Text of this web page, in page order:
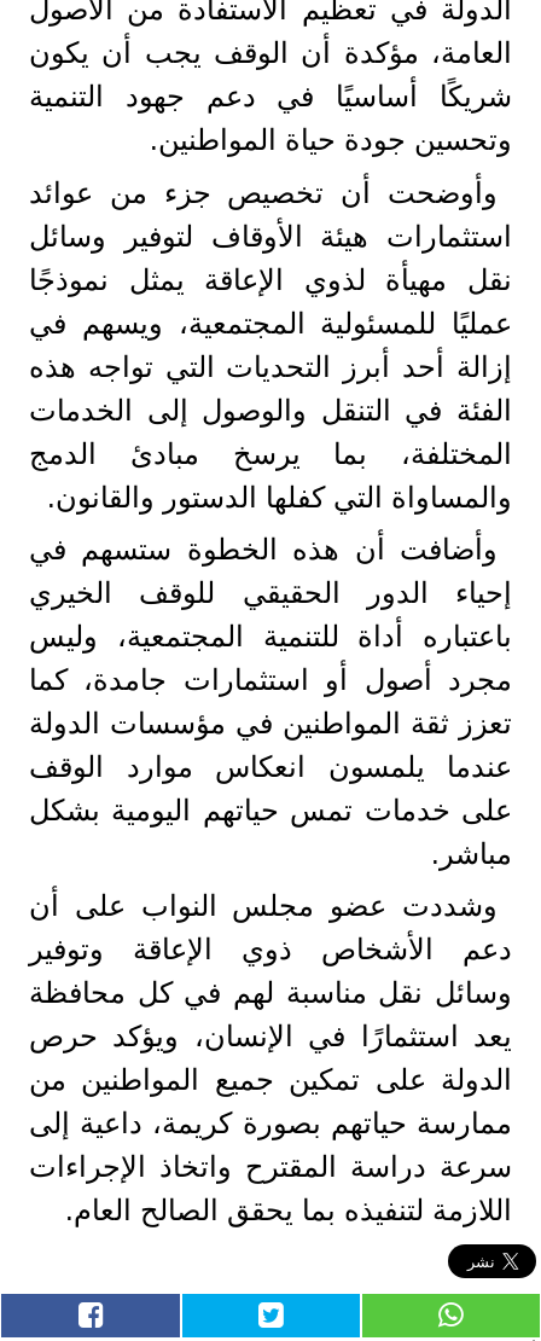
الدولة في تعظيم الاستفادة من الأصول
العامة، مؤكدة أن الوقف يجب أن يكون
شريكًا أساسيًا في دعم جهود التنمية
وتحسين جودة حياة المواطنين.
وأوضحت أن تخصيص جزء من عوائد
استثمارات هيئة الأوقاف لتوفير وسائل
نقل مهيأة لذوي الإعاقة يمثل نموذجًا
عمليًا للمسئولية المجتمعية، ويسهم في
إزالة أحد أبرز التحديات التي تواجه هذه
الفئة في التنقل والوصول إلى الخدمات
المختلفة، بما يرسخ مبادئ الدمج
والمساواة التي كفلها الدستور والقانون.
وأضافت أن هذه الخطوة ستسهم في
إحياء الدور الحقيقي للوقف الخيري
باعتباره أداة للتنمية المجتمعية، وليس
مجرد أصول أو استثمارات جامدة، كما
تعزز ثقة المواطنين في مؤسسات الدولة
عندما يلمسون انعكاس موارد الوقف
على خدمات تمس حياتهم اليومية بشكل
مباشر.
وشددت عضو مجلس النواب على أن
دعم الأشخاص ذوي الإعاقة وتوفير
وسائل نقل مناسبة لهم في كل محافظة
يعد استثمارًا في الإنسان، ويؤكد حرص
الدولة على تمكين جميع المواطنين من
ممارسة حياتهم بصورة كريمة، داعية إلى
سرعة دراسة المقترح واتخاذ الإجراءات
اللازمة لتنفيذه بما يحقق الصالح العام.